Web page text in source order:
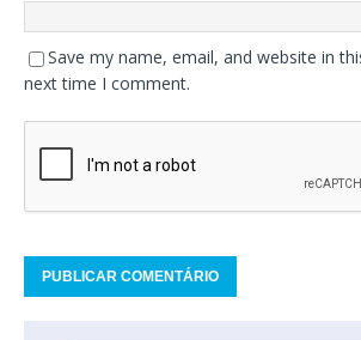
Save my name, email, and website in
next time I comment.